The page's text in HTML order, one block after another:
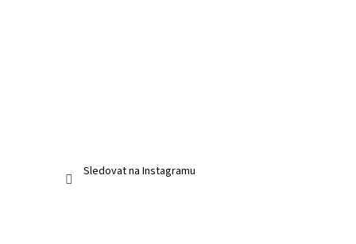
Sledovat na Instagramu